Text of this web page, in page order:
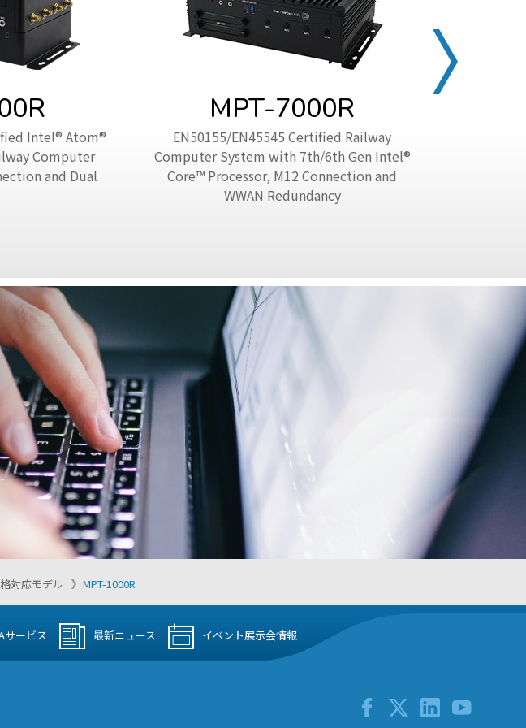
Intel® Atom®
Computer
and Dual
MPT-7000R
EN50155/EN45545 Certified Railway
Computer System with 7th/6th Gen Intel®
Core™ Processor, M12 Connection and
WWAN Redundancy
対応モデル MPT-1000R
サービス 最新ニュース イベント展示会情報